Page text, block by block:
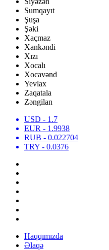
Sumqayıt
Şuşa
Şəki
Xaçmaz
Xankəndi
Xızı
Xocalı
Xocavənd
Yevlax
Zaqatala
Zəngilan
USD - 1.7
EUR - 1.9938
RUB - 0.022704
TRY - 0.0376
Haqqımızda
Əlaqə